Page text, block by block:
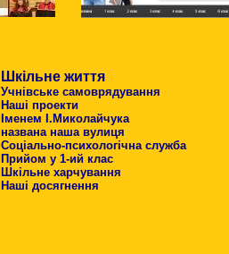
Шкільне життя
Учнівське самоврядування
Наші проекти
Іменем І.Миколайчука
названа наша вулиця
Соціально-психологічна служба
Прийом у 1-ий клас
Шкільне харчування
Наші досягнення